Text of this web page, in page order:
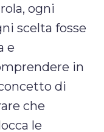
ogni
scelta fosse
e
in
di
che
le